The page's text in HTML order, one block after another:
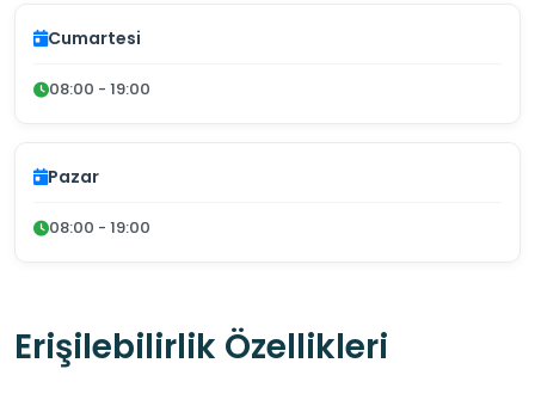
Cumartesi
08:00 - 19:00
Pazar
08:00 - 19:00
Erişilebilirlik Özellikleri